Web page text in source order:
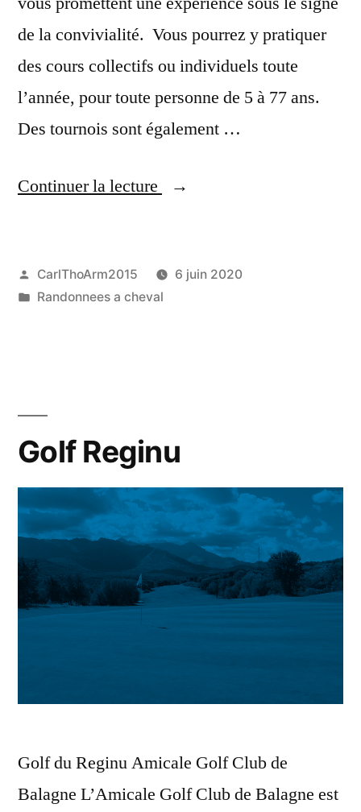
de la convivialité. Vous pourrez y pratiquer
des cours collectifs ou individuels toute
l’année, pour toute personne de 5 à 77 ans.
Des tournois sont également …
Continuer la lecture
« Tennis
L’Ile-
Publié
par
CarlThoArm2015
6 juin 2020
Publié
Randonnees a cheval
Golf Reginu
Golf du Reginu Amicale Golf Club de
Balagne L’Amicale Golf Club de Balagne est